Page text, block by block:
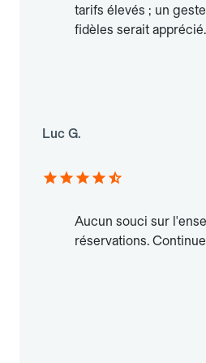
tarifs élevés ; un
fidèles serait apprécié.
Luc G.
Aucun souci sur
réservations.